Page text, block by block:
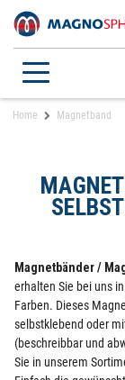
Home Magnetband
Magnetbänder /
erhalten Sie bei uns
Farben. Dieses
selbstklebend oder
(beschreibbar und
Sie in unserem